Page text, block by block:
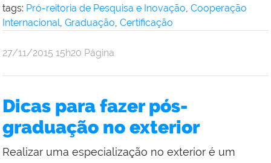
tags: Pró-reitoria de Pesquisa e Inovação, Cooperação
Internacional, Graduação, Certificação
por
Reitoria
publicado
27/11/2015 15h20 Página
Dicas para fazer pós-
graduação no exterior
Realizar uma especialização no exterior é um